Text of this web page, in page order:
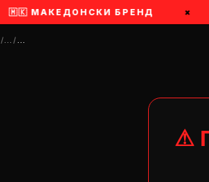
🇲🇰 МАКЕДОНСКИ БРЕНД ×
/…/…
⚠